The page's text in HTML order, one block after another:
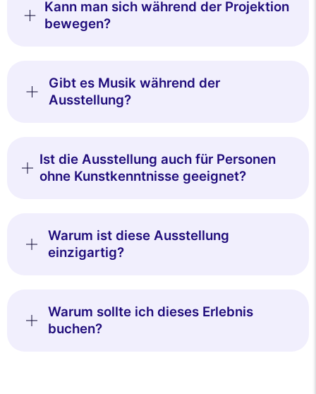
Kann man sich während der Projektion
bewegen?
Gibt es Musik während der
Ausstellung?
Ist die Ausstellung auch für Personen
ohne Kunstkenntnisse geeignet?
Warum ist diese Ausstellung
einzigartig?
Warum sollte ich dieses Erlebnis
buchen?